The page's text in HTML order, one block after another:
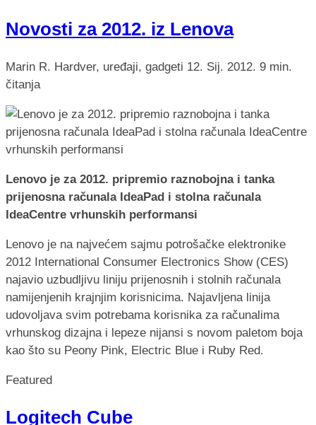
Novosti za 2012. iz Lenova
Marin R. Hardver, uređaji, gadgeti 12. Sij. 2012. 9 min.
čitanja
Lenovo je za 2012. pripremio raznobojna i tanka
prijenosna računala IdeaPad i stolna računala
IdeaCentre vrhunskih performansi
Lenovo je na najvećem sajmu potrošačke elektronike
2012 International Consumer Electronics Show (CES)
najavio uzbudljivu liniju prijenosnih i stolnih računala
namijenjenih krajnjim korisnicima. Najavljena linija
udovoljava svim potrebama korisnika za računalima
vrhunskog dizajna i lepeze nijansi s novom paletom boja
kao što su Peony Pink, Electric Blue i Ruby Red.
Featured
Logitech Cube